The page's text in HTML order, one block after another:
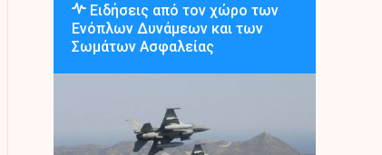
Ειδήσεις από τον χώρο των
Ενόπλων Δυνάμεων και των
Σωμάτων Ασφαλείας